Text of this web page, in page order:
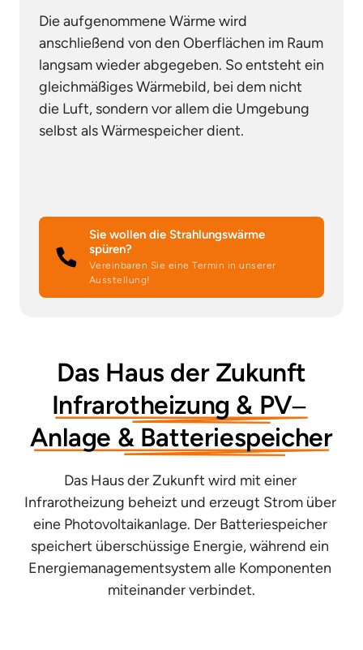
Die aufgenommene Wärme wird
anschließend von den Oberflächen im Raum
langsam wieder abgegeben. So entsteht ein
gleichmäßiges Wärmebild, bei dem nicht
die Luft, sondern vor allem die Umgebung
selbst als Wärmespeicher dient.
Sie wollen die Strahlungswärme
spüren?
Vereinbaren Sie eine Termin in unserer
Ausstellung!
Das Haus der Zukunft
Infrarotheizung & PV‒
Anlage & Batteriespeicher
Das Haus der Zukunft wird mit einer
Infrarotheizung beheizt und erzeugt Strom über
eine Photovoltaikanlage. Der Batteriespeicher
speichert überschüssige Energie, während ein
Energiemanagementsystem alle Komponenten
miteinander verbindet.